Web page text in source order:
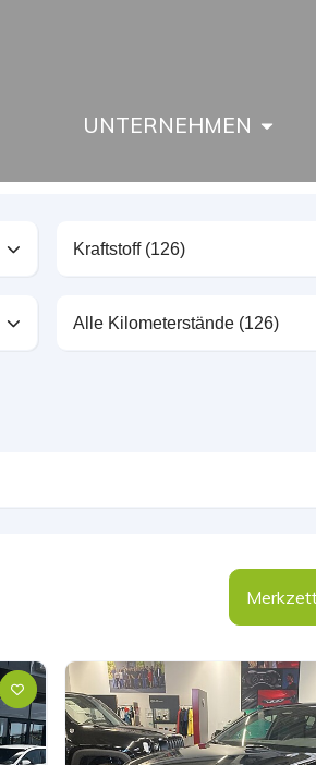
UNTERNEHMEN